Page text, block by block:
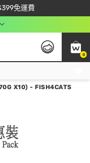
免運費
獨家優惠即減$50
0
X10) - FISH4CATS